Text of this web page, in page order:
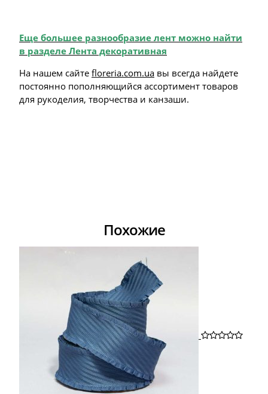
Еще большее разнообразие лент можно найти
в разделе Лента декоративная
На нашем сайте floreria.com.ua вы всегда найдете
постоянно пополняющийся ассортимент товаров
для рукоделия, творчества и канзаши.
Похожие